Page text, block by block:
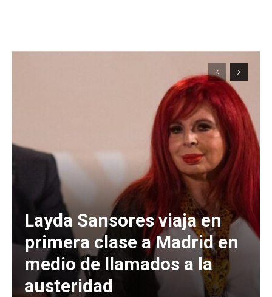
Layda Sansores viaja en
primera clase a Madrid en
medio de llamados a la
austeridad